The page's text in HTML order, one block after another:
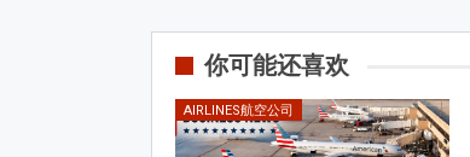
你可能还喜欢
AIRLINES航空公司